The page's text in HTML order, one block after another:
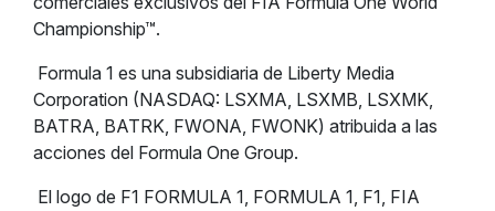
Championship™.
Formula 1 es una subsidiaria de Liberty Media
Corporation (NASDAQ: LSXMA, LSXMB, LSXMK,
BATRA, BATRK, FWONA, FWONK) atribuida a las
acciones del Formula One Group.
El logo de F1 FORMULA 1, FORMULA 1, F1, FIA